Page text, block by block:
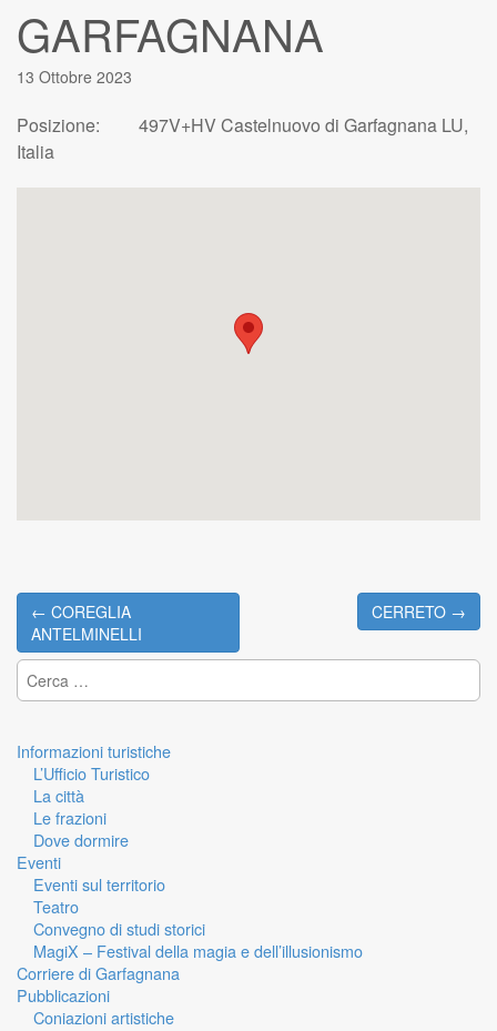
GARFAGNANA
13 Ottobre 2023
Posizione:
497V+HV Castelnuovo di Garfagnana LU,
Italia
Post navigation
← COREGLIA
ANTELMINELLI
CERRETO →
Ricerca per:
Informazioni turistiche
L’Ufficio Turistico
La città
Le frazioni
Dove dormire
Eventi
Eventi sul territorio
Teatro
Convegno di studi storici
MagiX – Festival della magia e dell’illusionismo
Corriere di Garfagnana
Pubblicazioni
Coniazioni artistiche